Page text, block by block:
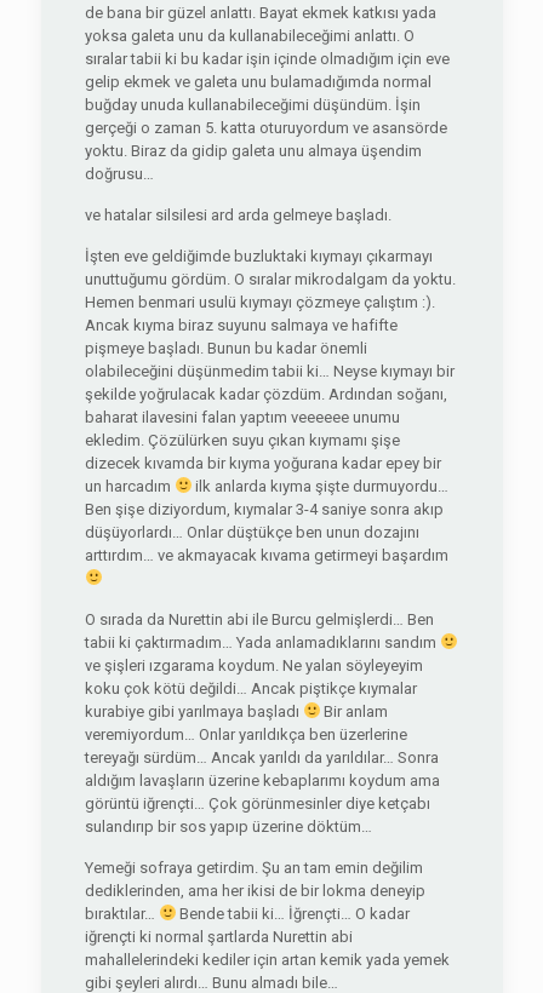
de bana bir güzel anlattı. Bayat ekmek katkısı yada
yoksa galeta unu da kullanabileceğimi anlattı. O
sıralar tabii ki bu kadar işin içinde olmadığım için eve
gelip ekmek ve galeta unu bulamadığımda normal
buğday unuda kullanabileceğimi düşündüm. İşin
gerçeği o zaman 5. katta oturuyordum ve asansörde
yoktu. Biraz da gidip galeta unu almaya üşendim
doğrusu…
ve hatalar silsilesi ard arda gelmeye başladı.
İşten eve geldiğimde buzluktaki kıymayı çıkarmayı
unuttuğumu gördüm. O sıralar mikrodalgam da yoktu.
Hemen benmari usulü kıymayı çözmeye çalıştım :).
Ancak kıyma biraz suyunu salmaya ve hafifte
pişmeye başladı. Bunun bu kadar önemli
olabileceğini düşünmedim tabii ki… Neyse kıymayı bir
şekilde yoğrulacak kadar çözdüm. Ardından soğanı,
baharat ilavesini falan yaptım veeeeee unumu
ekledim. Çözülürken suyu çıkan kıymamı şişe
dizecek kıvamda bir kıyma yoğurana kadar epey bir
un harcadım
ilk anlarda kıyma şişte durmuyordu…
Ben şişe diziyordum, kıymalar 3-4 saniye sonra akıp
düşüyorlardı… Onlar düştükçe ben unun dozajını
arttırdım… ve akmayacak kıvama getirmeyi başardım
O sırada da Nurettin abi ile Burcu gelmişlerdi… Ben
tabii ki çaktırmadım… Yada anlamadıklarını sandım
ve şişleri ızgarama koydum. Ne yalan söyleyeyim
koku çok kötü değildi… Ancak piştikçe kıymalar
kurabiye gibi yarılmaya başladı
Bir anlam
veremiyordum… Onlar yarıldıkça ben üzerlerine
tereyağı sürdüm… Ancak yarıldı da yarıldılar… Sonra
aldığım lavaşların üzerine kebaplarımı koydum ama
görüntü iğrençti… Çok görünmesinler diye ketçabı
sulandırıp bir sos yapıp üzerine döktüm…
Yemeği sofraya getirdim. Şu an tam emin değilim
dediklerinden, ama her ikisi de bir lokma deneyip
bıraktılar…
Bende tabii ki… İğrençti… O kadar
iğrençti ki normal şartlarda Nurettin abi
mahallelerindeki kediler için artan kemik yada yemek
gibi şeyleri alırdı… Bunu almadı bile…